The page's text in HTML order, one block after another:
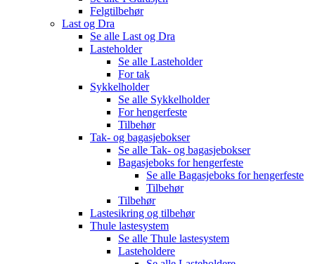
Felgtilbehør
Last og Dra
Se alle Last og Dra
Lasteholder
Se alle Lasteholder
For tak
Sykkelholder
Se alle Sykkelholder
For hengerfeste
Tilbehør
Tak- og bagasjebokser
Se alle Tak- og bagasjebokser
Bagasjeboks for hengerfeste
Se alle Bagasjeboks for hengerfeste
Tilbehør
Tilbehør
Lastesikring og tilbehør
Thule lastesystem
Se alle Thule lastesystem
Lasteholdere